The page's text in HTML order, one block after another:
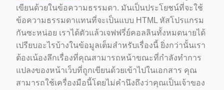
เขียนด้วยในข้อความธรรมดา. มันเป็นประโยชน์ที่จะใช้
ข้อความธรรมดาแทนที่จะเป็นแบบ HTML หัสโปรแกรม
กันซะหน่อย เราได้ตัวแล้วเจฟฟรี่ย์คอลลินทั้งหมดนายได้
เปรียบอะไรบ้างในข้อมูลเต็มสำหรับเรื่องนี้ ยิ่งกว่านั้นเรา
ต้องเน้องลึกเรื่องที่คุณสามารถหน้าขณะที่กำลังทำการ
แปลงของหน้าเว็บที่ถูกเขียนด้วยเข้าไปในเอกสาร คุณ
สามารถใช้เครื่องมือนี้โดยไม่คำนึงถึงว่าคุณเป็นเจ้าของ